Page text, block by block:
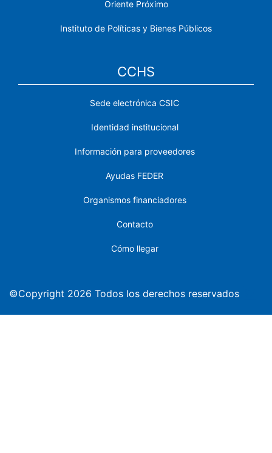
Oriente Próximo
Instituto de Políticas y Bienes Públicos
CCHS
Sede electrónica CSIC
Identidad institucional
Información para proveedores
Ayudas FEDER
Organismos financiadores
Contacto
Cómo llegar
©Copyright 2026 Todos los derechos reservados